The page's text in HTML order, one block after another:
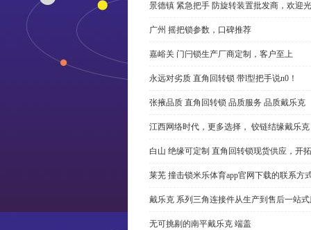
景德镇 紧急把手 防旋转装置批发商，欢迎
广州 摇把锁参数，口碑推荐
嘉峪关 门闩锁生产厂商定制，客户至上
永远对劣质 直角回转锁 带l型把手说n0！
张掖品质 直角回转锁 品质服务 品质戴乐克
江西网络时代，更多选择， 铰链结缘戴乐克
白山 绝缘可定制 直角回转锁现货供应，开
莱芜 撞击锁米乐体育app官网下载的联系方
戴乐克 系列三角连接件从生产到售后一站
无可挑剔的南平戴乐克 端盖